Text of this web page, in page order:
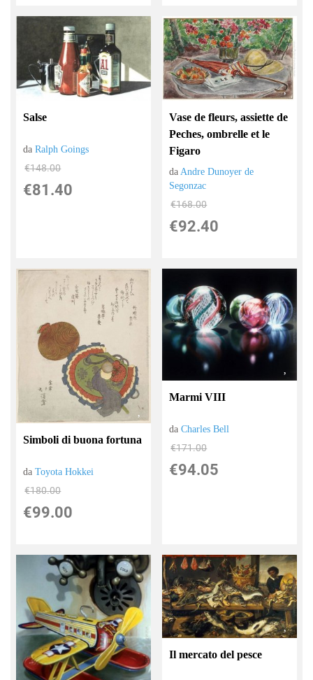
Salse
daRalph Goings
€148.00
€81.40
Vase de fleurs, assiette de
Peches, ombrelle et le
Figaro
da Andre Dunoyer de
Segonzac
€168.00
€92.40
Simboli di buona fortuna
daToyota Hokkei
€180.00
€99.00
Marmi VIII
daCharles Bell
€171.00
€94.05
Il mercato del pesce